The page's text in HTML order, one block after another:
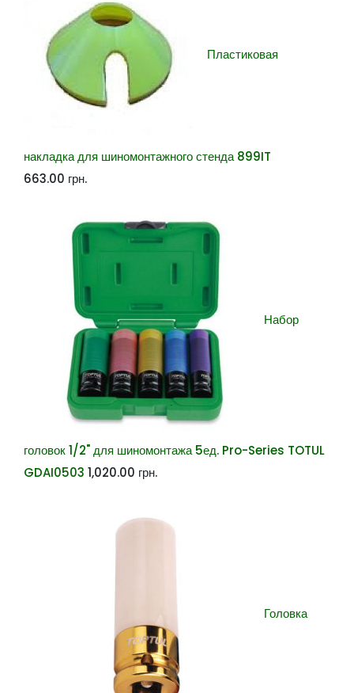
Пластиковая
накладка для шиномонтажного стенда 899IT
663.00 грн.
Набор
головок 1/2" для шиномонтажа 5ед. Pro-Series TOTUL
GDAI0503 1,020.00 грн.
Головка